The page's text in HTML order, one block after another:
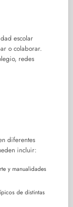
escolar
o colaborar.
redes
diferentes
incluir:
y manualidades
de distintas